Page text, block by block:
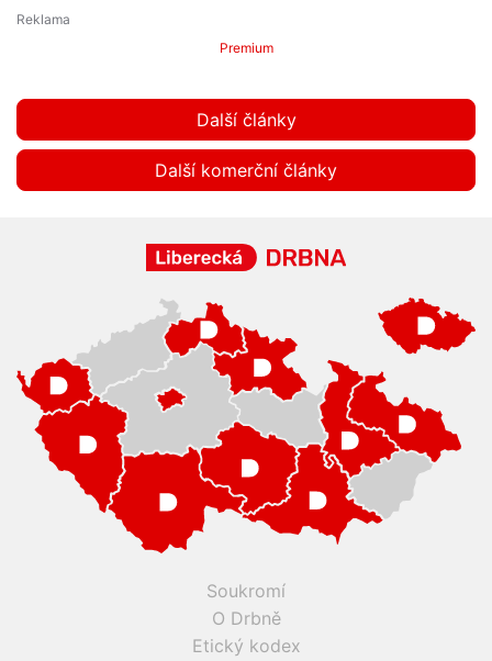
Premium
Další články
Další komerční články
Soukromí
O Drbně
Etický kodex